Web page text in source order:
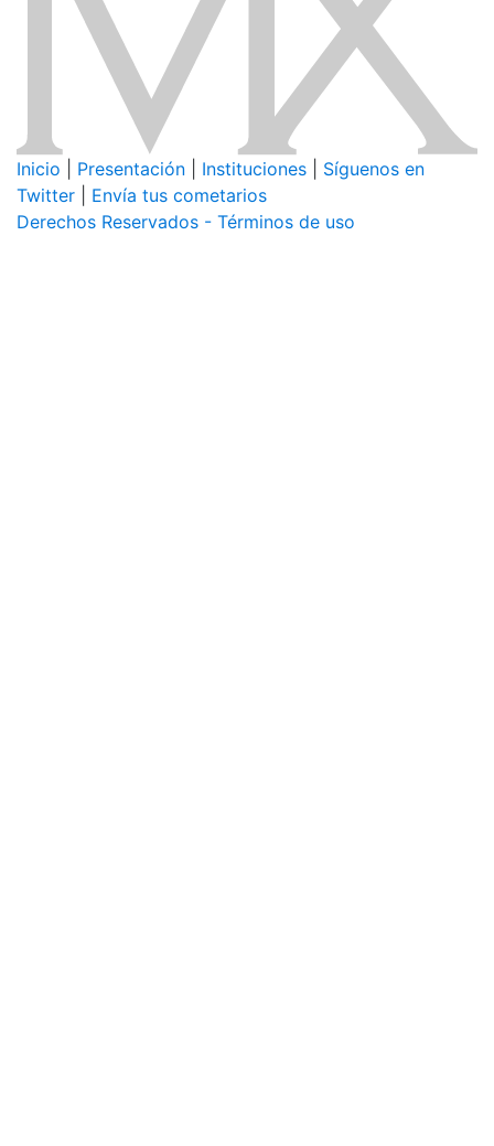
Inicio Presentación Instituciones
Síguenos en
Twitter
Envía tus cometarios
Derechos Reservados - Términos de uso